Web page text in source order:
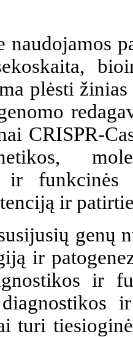
naudojamos
plėsti
CRISPR-
ir funkcinės
ir
genų
ir
ir
turi